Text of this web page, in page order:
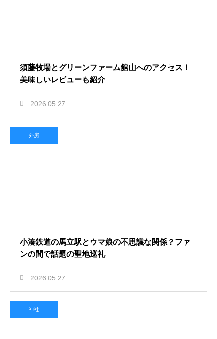
須藤牧場とグリーンファーム館山へのアクセス！
美味しいレビューも紹介
2026.05.27
外房
小湊鉄道の馬立駅とウマ娘の不思議な関係？ファ
ンの間で話題の聖地巡礼
2026.05.27
神社